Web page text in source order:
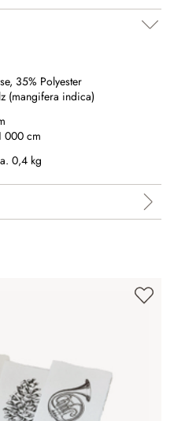
, 35% Polyester
(mangifera indica)
000 cm
0,4 kg